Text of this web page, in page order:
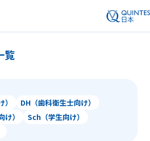
覧
DH（歯科衛生士向け）
）
Sch（学生向け）